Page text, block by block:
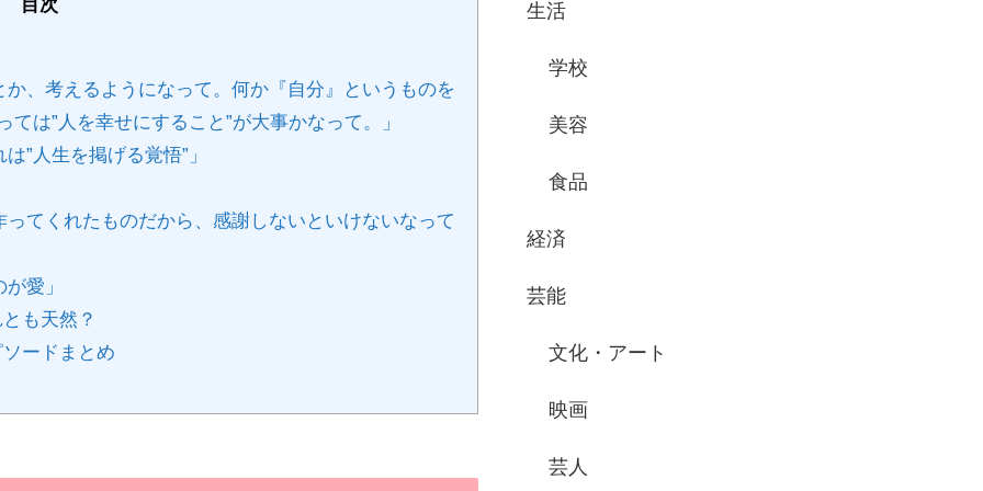
目次
、考えるようになって。何か『自分』というものを
は”人を幸せにすること”が大事かなって。」
”人生を掲げる覚悟”」
てくれたものだから、感謝しないといけないなって
愛」
も天然？
ードまとめ
生活
学校
美容
食品
経済
芸能
文化・アート
映画
芸人